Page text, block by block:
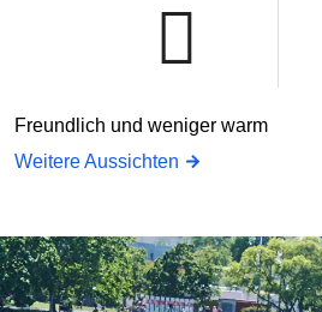
Freundlich und weniger warm
Weitere Aussichten